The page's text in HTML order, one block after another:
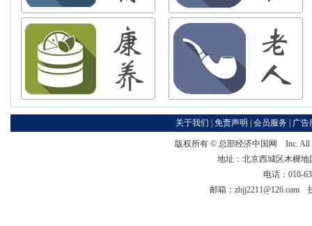
关于我们 免责声明 会员服务 广告
版权所有 © 总部经济中国网
Inc. All
地址：北京西城区木樨
电话：010-
邮箱：zbjj2211@126.com